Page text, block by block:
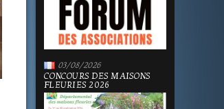
03/08/2026
CONCOURS DES MAISONS
FLEURIES 2026